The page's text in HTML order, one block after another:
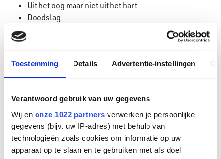
Toestemming Details Advertentie-instellingen
Verantwoord gebruik van uw gegevens
Wij en onze 1022 partners verwerken je persoonlijke
gegevens (bijv. uw IP-adres) met behulp van
technologieën zoals cookies om informatie op uw
apparaat op te slaan en te gebruiken met als doel
Uit het oog maar niet uit het hart
Doodslag
Krijg de kleren
Danni Lowinski
Sint en De Leeuw
Sta op tegen kanker
EenVandaag
Eerste Hulp Bij Festivals
EditieNL